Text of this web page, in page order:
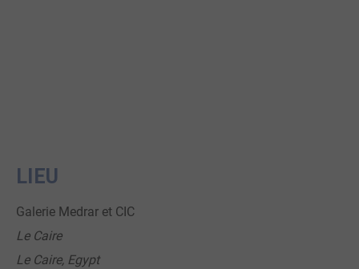
LIEU
Galerie Medrar et CIC
Le Caire
Le Caire, Egypt